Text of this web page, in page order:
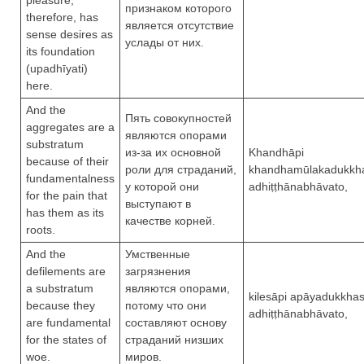
therefore, has
sense desires as
its foundation
(upadhīyati)
here.
признаком которого
является отсутствие
услады от них.
And the
aggregates are a
substratum
because of their
fundamentalness
for the pain that
has them as its
roots.
Пять совокупностей
являются опорами
из-за их основной
роли для страданий,
у которой они
выступают в
качестве корней.
Khandhāpi
adhiṭṭhānabhāvato,
And the
defilements are
a substratum
because they
are fundamental
for the states of
woe.
Умственные
загрязнения
являются опорами,
потому что они
составляют основу
страданий низших
миров.
kilesāpi
adhiṭṭhānabhāvato,